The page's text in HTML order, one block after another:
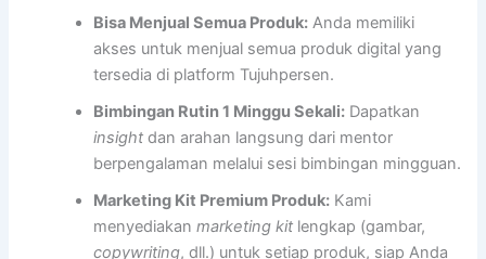
Bisa Menjual Semua Produk: Anda memiliki
akses untuk menjual semua produk digital yang
tersedia di platform Tujuhpersen.
Bimbingan Rutin 1 Minggu Sekali: Dapatkan
insight dan arahan langsung dari mentor
berpengalaman melalui sesi bimbingan mingguan.
Marketing Kit Premium Produk: Kami
menyediakanmarketing kit lengkap (gambar,
copywriting, dll.) untuk setiap produk, siap Anda